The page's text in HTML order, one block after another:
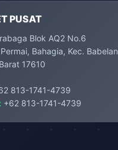
PUSAT
Blok AQ2 No.6
Bahagia, Kec. Babelan
17610
813-1741-4739
+62 813-1741-4739